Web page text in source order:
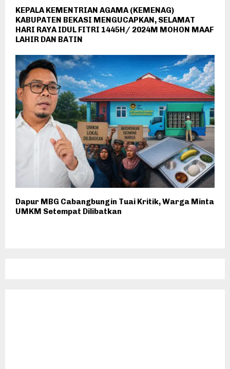
KEPALA KEMENTRIAN AGAMA (KEMENAG)
KABUPATEN BEKASI MENGUCAPKAN, SELAMAT
HARI RAYA IDUL FITRI 1445H/ 2024M MOHON MAAF
LAHIR DAN BATIN
Dapur MBG Cabangbungin Tuai Kritik, Warga Minta
UMKM Setempat Dilibatkan